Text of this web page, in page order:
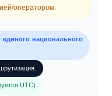
оператором.
национального
UTC).